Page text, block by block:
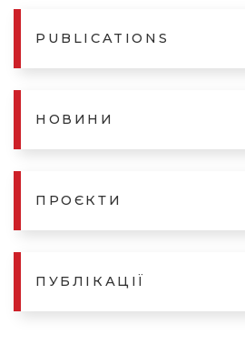
PUBLICATIONS
НОВИНИ
ПРОЄКТИ
ПУБЛІКАЦІЇ